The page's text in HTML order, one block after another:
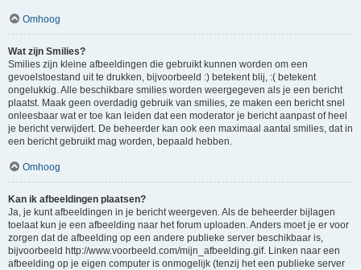
Omhoog
Wat zijn Smilies?
Smilies zijn kleine afbeeldingen die gebruikt kunnen worden om een
gevoelstoestand uit te drukken, bijvoorbeeld :) betekent blij, :( betekent
ongelukkig. Alle beschikbare smilies worden weergegeven als je een bericht
plaatst. Maak geen overdadig gebruik van smilies, ze maken een bericht snel
onleesbaar wat er toe kan leiden dat een moderator je bericht aanpast of heel
je bericht verwijdert. De beheerder kan ook een maximaal aantal smilies, dat in
een bericht gebruikt mag worden, bepaald hebben.
Omhoog
Kan ik afbeeldingen plaatsen?
Ja, je kunt afbeeldingen in je bericht weergeven. Als de beheerder bijlagen
toelaat kun je een afbeelding naar het forum uploaden. Anders moet je er voor
zorgen dat de afbeelding op een andere publieke server beschikbaar is,
bijvoorbeeld http://www.voorbeeld.com/mijn_afbeelding.gif. Linken naar een
afbeelding op je eigen computer is onmogelijk (tenzij het een publieke server